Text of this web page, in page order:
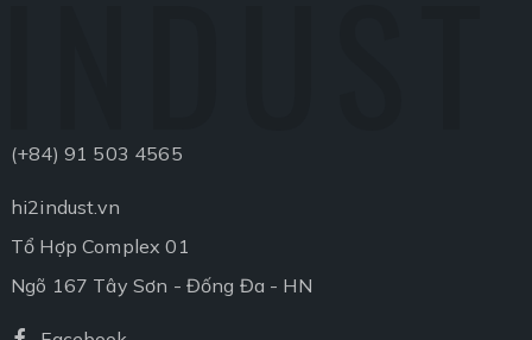
(+84) 91 503 4565
hi2indust.vn
Tổ Hợp Complex 01
Ngõ 167 Tây Sơn - Đống Đa - HN